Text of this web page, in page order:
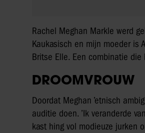
Rachel Meghan Markle werd
Kaukasisch en mijn moeder is
Britse Elle. Een combinatie
DROOMVROUW
Doordat Meghan ’etnisch
auditie doen. ’Ik veranderde
kast hing vol modieuze jurken